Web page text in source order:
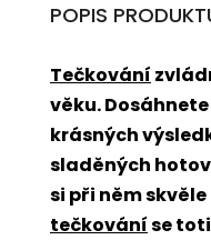
POPIS
Tečkování
věku.
krásných
sladěných
si při něm
tečkováníse